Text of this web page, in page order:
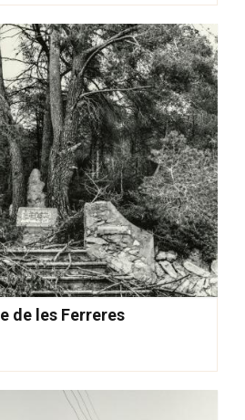
de les Ferreres